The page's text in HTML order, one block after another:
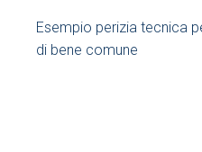
Esempio perizia tecnica
di bene comune​